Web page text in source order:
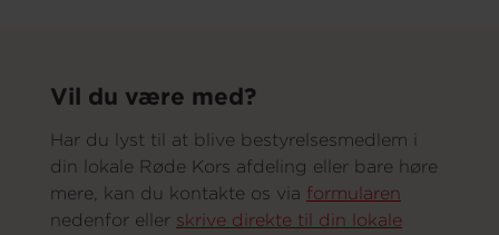
Vil du være med?
Har du lyst til at blive bestyrelsesmedlem i
din lokale Røde Kors afdeling eller bare høre
mere, kan du kontakte os via formularen
nedenfor eller skrive direkte til din lokale